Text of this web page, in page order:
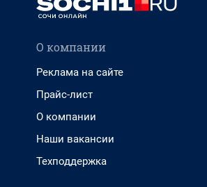
О компании
Реклама на сайте
Прайс-лист
О компании
Наши вакансии
Техподдержка